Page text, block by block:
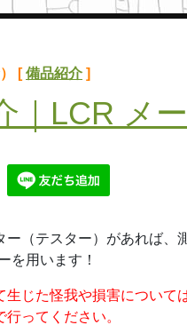
[備品紹介 ]
｜LCR メ
ー（テスター）があれば、
を用います！
じた怪我や損害について
ってください。